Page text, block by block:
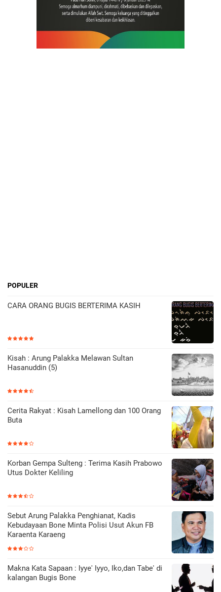
POPULER
CARA ORANG BUGIS BERTERIMA KASIH
Kisah : Arung Palakka Melawan Sultan
Hasanuddin (5)
Cerita Rakyat : Kisah Lamellong dan 100 Orang
Buta
Korban Gempa Sulteng : Terima Kasih Prabowo
Utus Dokter Keliling
Sebut Arung Palakka Penghianat, Kadis
Kebudayaan Bone Minta Polisi Usut Akun FB
Karaenta Karaeng
Makna Kata Sapaan : Iyye' Iyyo, Iko,dan Tabe' di
kalangan Bugis Bone